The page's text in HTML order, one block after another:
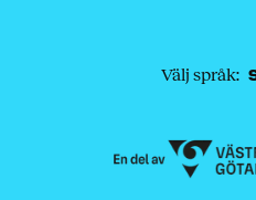
Välj språk: